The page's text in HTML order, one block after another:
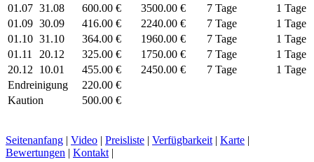
01.07 31.08 600.00 € 3500.00 € 7 Tage
1 Tage
01.09 30.09 416.00 € 2240.00 € 7 Tage
1 Tage
01.10 31.10 364.00 € 1960.00 € 7 Tage
1 Tage
01.11
20.12 325.00 € 1750.00 € 7 Tage
1 Tage
20.12
10.01 455.00 € 2450.00 € 7 Tage
1 Tage
Endreinigung
220.00 €
Kaution
500.00 €
Seitenanfang | Video | Preisliste | Verfügbarkeit | Karte |
Bewertungen | Kontakt |